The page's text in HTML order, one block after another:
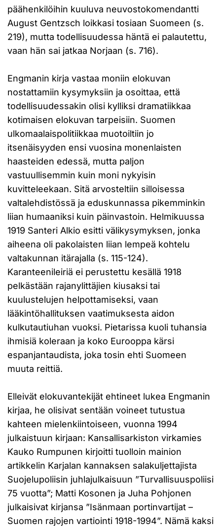
päähenkilöihin kuuluva neuvostokomendantti
August Gentzsch loikkasi tosiaan Suomeen (s.
219), mutta todellisuudessa häntä ei palautettu,
vaan hän sai jatkaa Norjaan (s. 716).
Engmanin kirja vastaa moniin elokuvan
nostattamiin kysymyksiin ja osoittaa, että
todellisuudessakin olisi kylliksi dramatiikkaa
kotimaisen elokuvan tarpeisiin. Suomen
ulkomaalaispolitiikkaa muotoiltiin jo
itsenäisyyden ensi vuosina monenlaisten
haasteiden edessä, mutta paljon
vastuullisemmin kuin moni nykyisin
kuvitteleekaan. Sitä arvosteltiin silloisessa
valtalehdistössä ja eduskunnassa pikemminkin
liian humaaniksi kuin päinvastoin. Helmikuussa
1919 Santeri Alkio esitti välikysymyksen, jonka
aiheena oli pakolaisten liian lempeä kohtelu
valtakunnan itärajalla (s. 115-124).
Karanteenileiriä ei perustettu kesällä 1918
pelkästään rajanylittäjien kiusaksi tai
kuulustelujen helpottamiseksi, vaan
lääkintöhallituksen vaatimuksesta aidon
kulkutautiuhan vuoksi. Pietarissa kuoli tuhansia
ihmisiä koleraan ja koko Eurooppa kärsi
espanjantaudista, joka tosin ehti Suomeen
muuta reittiä.
Elleivät elokuvantekijät ehtineet lukea Engmanin
kirjaa, he olisivat sentään voineet tutustua
kahteen mielenkiintoiseen, vuonna 1994
julkaistuun kirjaan: Kansallisarkiston virkamies
Kauko Rumpunen kirjoitti tuolloin mainion
artikkelin Karjalan kannaksen salakuljettajista
Suojelupoliisin juhlajulkaisuun ”Turvallisuuspoliisi
75 vuotta”; Matti Kosonen ja Juha Pohjonen
julkaisivat kirjansa ”Isänmaan portinvartijat –
Suomen rajojen vartiointi 1918-1994”. Nämä kaksi